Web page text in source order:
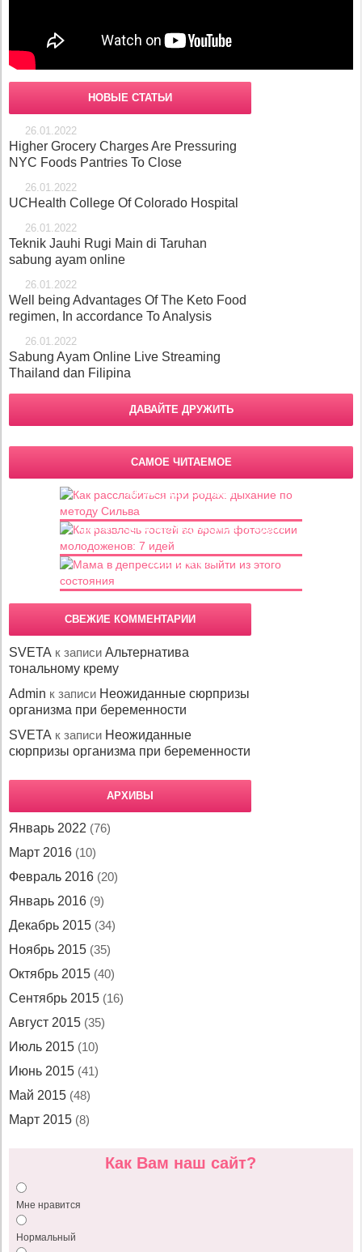
НОВЫЕ СТАТЬИ
26.01.2022
Higher Grocery Charges Are Pressuring
NYC Foods Pantries To Close
26.01.2022
UCHealth College Of Colorado Hospital
26.01.2022
Teknik Jauhi Rugi Main di Taruhan
sabung ayam online
26.01.2022
Well being Advantages Of The Keto Food
regimen, In accordance To Analysis
26.01.2022
Sabung Ayam Online Live Streaming
Thailand dan Filipina
ДАВАЙТЕ ДРУЖИТЬ
САМОЕ ЧИТАЕМОЕ
Как расслабиться при родах: дыхание
по методу Сильва
Как развлечь гостей во время
фотосессии молодоженов: 7 идей
Мама в депрессии и как выйти из этого
состояния
СВЕЖИЕ КОММЕНТАРИИ
SVETA к записиАльтернатива
тональному крему
Admin к записи Неожиданные сюрпризы
организма при беременности
SVETA к записи Неожиданные
сюрпризы организма при беременности
АРХИВЫ
Январь 2022 (76)
Март 2016 (10)
Февраль 2016 (20)
Январь 2016 (9)
Декабрь 2015 (34)
Ноябрь 2015 (35)
Октябрь 2015 (40)
Сентябрь 2015 (16)
Август 2015 (35)
Июль 2015 (10)
Июнь 2015 (41)
Май 2015 (48)
Март 2015 (8)
Как Вам наш сайт?
Мне нравится
Нормальный